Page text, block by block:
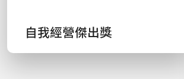
自我經營傑出獎